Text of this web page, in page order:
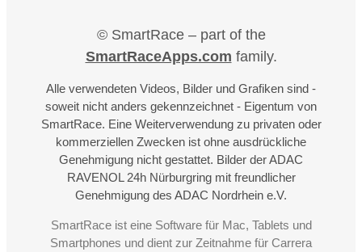
© SmartRace – part of the
SmartRaceApps.com family.
Alle verwendeten Videos, Bilder und Grafiken sind -
soweit nicht anders gekennzeichnet - Eigentum von
SmartRace. Eine Weiterverwendung zu privaten oder
kommerziellen Zwecken ist ohne ausdrückliche
Genehmigung nicht gestattet. Bilder der ADAC
RAVENOL 24h Nürburgring mit freundlicher
Genehmigung des ADAC Nordrhein e.V.
SmartRace ist eine Software für Mac, Tablets und
Smartphones und dient zur Zeitnahme für Carrera